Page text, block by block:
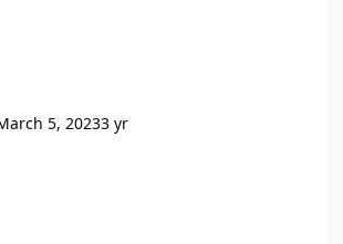
5, 20233 yr